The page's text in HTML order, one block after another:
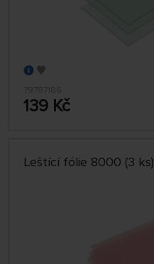
79787186
139 Kč
Leštící fólie 8000 (3 ks)